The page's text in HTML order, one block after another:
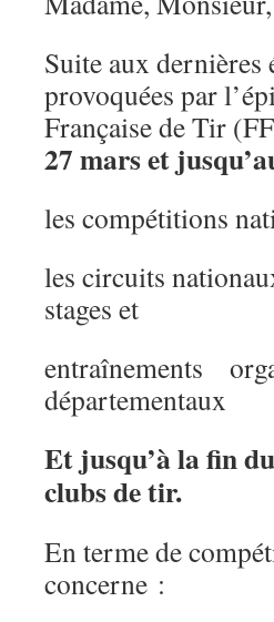
Suite aux
provoquées par
Française de Tir
27 mars et
les compétitions
les circuits
stages et
entraînements
départementaux
Et jusqu’à la fin
clubs de tir.
En terme de
concerne :